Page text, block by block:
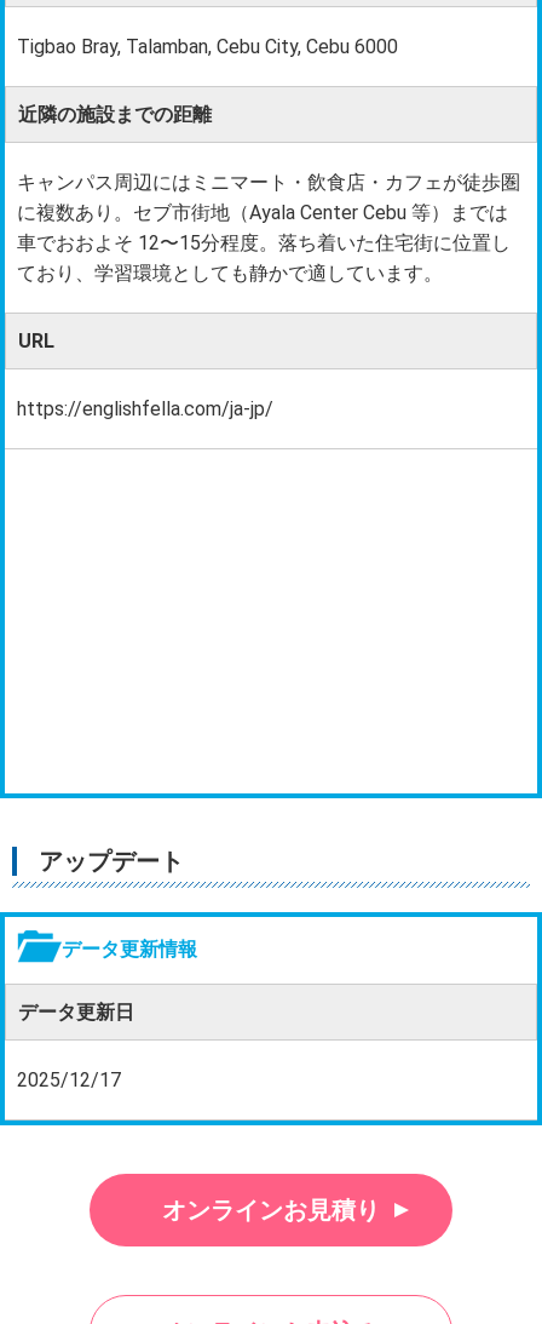
Tigbao Bray, Talamban, Cebu City, Cebu 6000
近隣の施設までの距離
キャンパス周辺にはミニマート・飲食店・カフェが徒歩圏
に複数あり。セブ市街地（Ayala Center Cebu 等）までは
車でおおよそ 12〜15分程度。落ち着いた住宅街に位置し
ており、学習環境としても静かで適しています。
URL
https://englishfella.com/ja-jp/
アップデート
データ更新情報
データ更新日
2025/12/17
オンラインお見積り